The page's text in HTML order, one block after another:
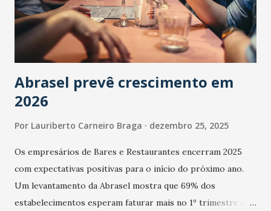
Abrasel prevê crescimento em
2026
Por Lauriberto Carneiro Braga dezembro 25, 2025
Os empresários de Bares e Restaurantes encerram 2025
com expectativas positivas para o início do próximo ano.
Um levantamento da Abrasel mostra que 69% dos
estabelecimentos esperam faturar mais no 1º trimestre de